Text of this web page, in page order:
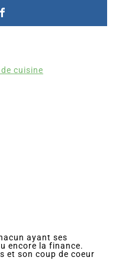
cuisine
ayant ses
encore la finance.
et son coup de coeur